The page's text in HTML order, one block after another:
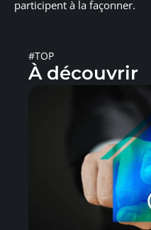
participent à la façonner.
#TOP
À découvrir